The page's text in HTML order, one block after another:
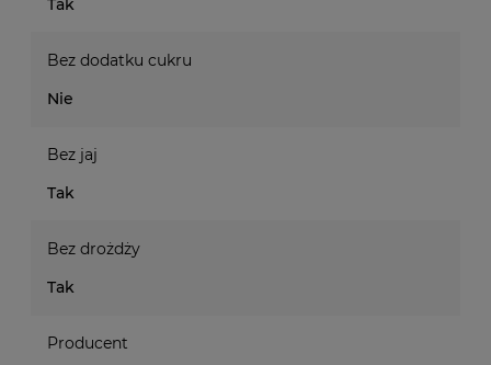
Tak
Bez dodatku cukru
Nie
Bez jaj
Tak
Bez drożdży
Tak
Producent